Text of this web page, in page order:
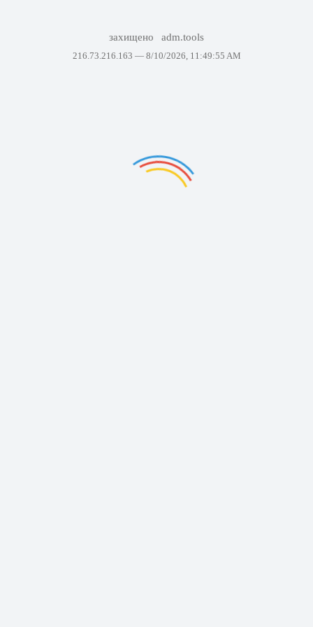
захищено adm.tools
216.73.216.163 — 8/10/2026, 11:49:55 AM